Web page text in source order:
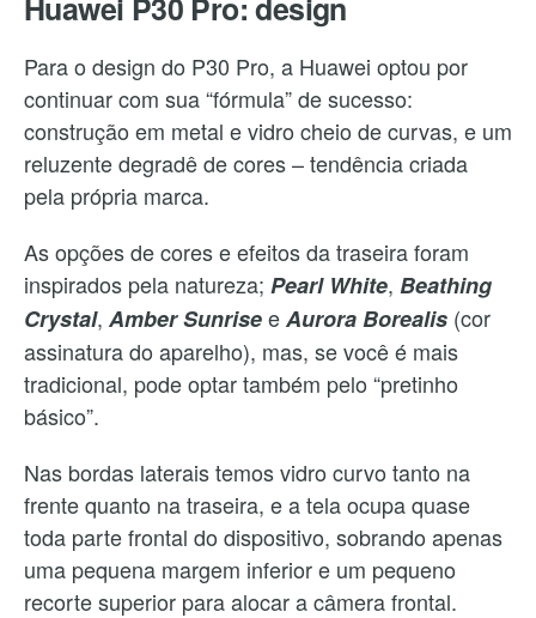
Para o design do P30 Pro, a Huawei optou por
continuar com sua “fórmula” de sucesso:
construção em metal e vidro cheio de curvas, e um
reluzente degradê de cores – tendência criada
pela própria marca.
As opções de cores e efeitos da traseira foram
inspirados pela natureza; Pearl White, Beathing
Crystal, Amber SunriseeAurora Borealis (cor
assinatura do aparelho), mas, se você é mais
tradicional, pode optar também pelo “pretinho
básico”.
Nas bordas laterais temos vidro curvo tanto na
frente quanto na traseira, e a tela ocupa quase
toda parte frontal do dispositivo, sobrando apenas
uma pequena margem inferior e um pequeno
recorte superior para alocar a câmera frontal.